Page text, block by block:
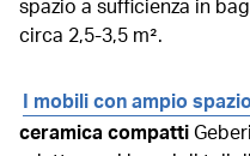
spazio a sufficienza in
circa 2,5-3,5 m².
I mobili con ampio
ceramica compatti